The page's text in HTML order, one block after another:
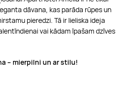
dāvana, kas parāda rūpes un
pieredzi. Tā ir lieliska ideja
vai kādam īpašam dzīves
– mierpilni un ar stilu!